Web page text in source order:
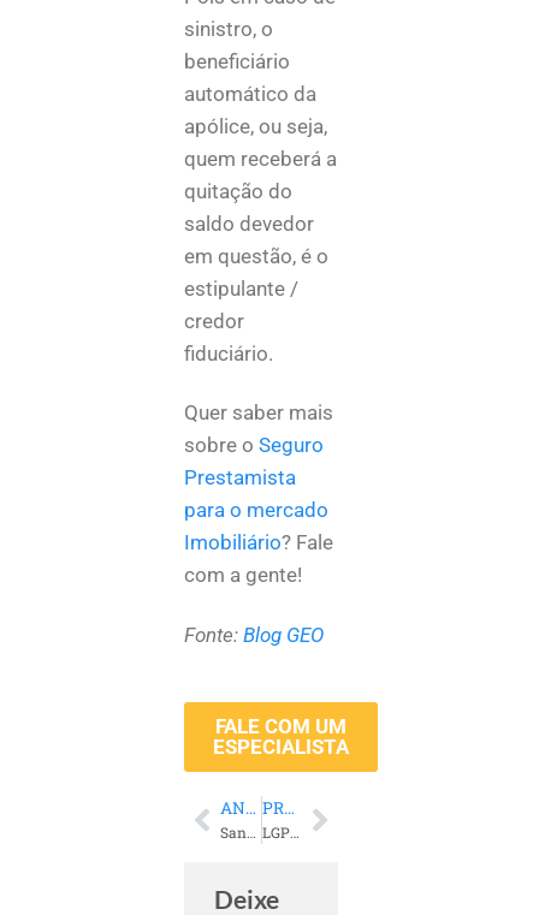
sinistro, o
beneficiário
automático da
apólice, ou seja,
quem receberá a
quitação do
saldo devedor
em questão, é o
estipulante /
credor
fiduciário.
Quer saber mais
sobre oSeguro
Prestamista
para o mercado
Imobiliário? Fale
com a gente!
Fonte:Blog GEO
FALE COM UM
ESPECIALISTA
ANTERIOR
Sanções da LGPD começam a valer.
PRÓXIMO
LGPD. Dicas para adequar sua empresa e evitar multas
Deixe